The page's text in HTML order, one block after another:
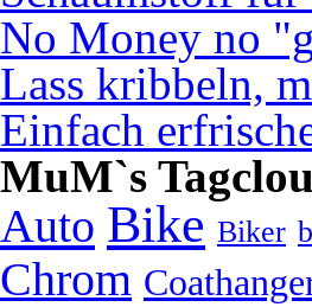
No Money no
Lass kribbeln,
Einfach
MuM`s
Auto Bike Biker
Chrom